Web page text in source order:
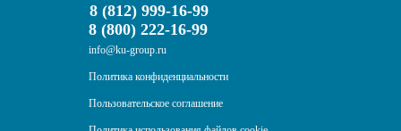
8 (812) 999-16-99
8 (800) 222-16-99
info@ku-group.ru
Политика конфиденциальности
Пользовательское соглашение